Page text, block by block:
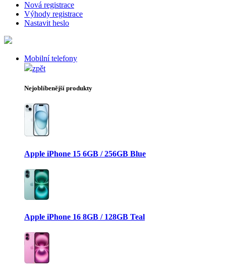
Nová registrace
Výhody registrace
Nastavit heslo
Mobilní telefony
zpět
Nejoblíbenější produkty
Apple iPhone 15 6GB / 256GB Blue
Apple iPhone 16 8GB / 128GB Teal